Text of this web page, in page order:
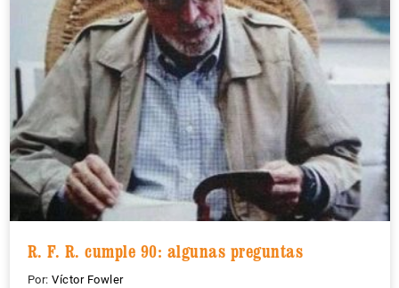
R. F. R. cumple 90: algunas preguntas
Por: Víctor Fowler